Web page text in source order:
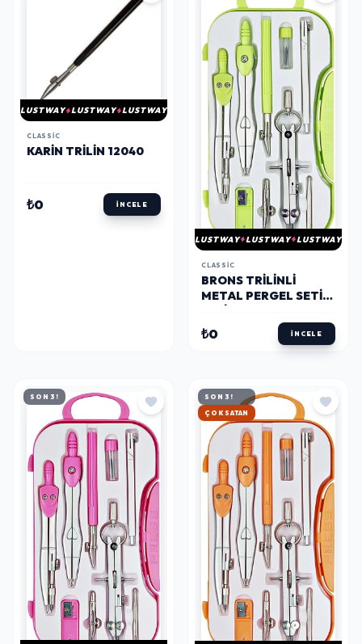
LUSTWAY LUSTWAY LUSTWAY
CLASSIC
KARIN TRILIN 12040
₺0 İNCELE
LUSTWAY LUSTWAY LUSTWAY
CLASSIC
BRONS TRILINLI
METAL PERGEL SETI
₺0 İNCELE
SON 3!
SON 3!
HIZLI KARGO